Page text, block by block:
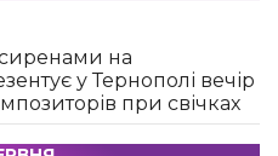
на
у Тернополі вечір
при свічках